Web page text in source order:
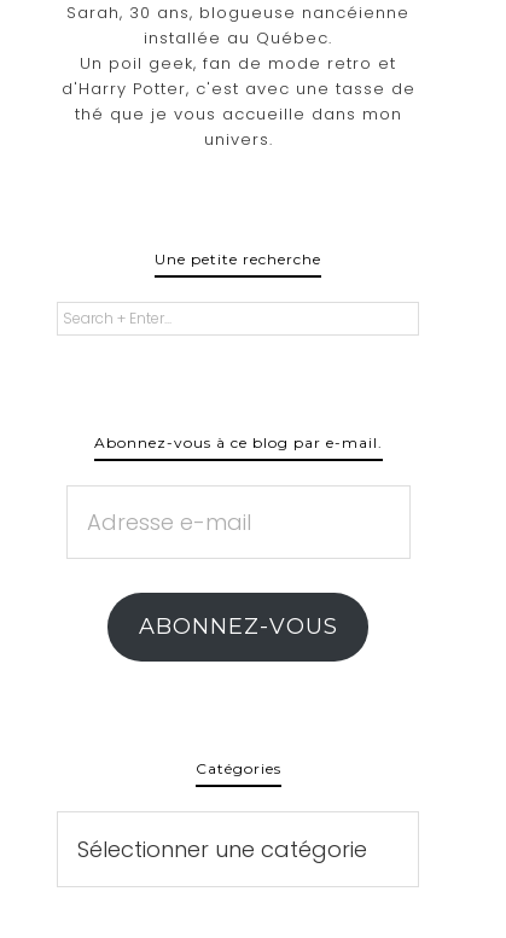
Sarah, 30 ans, blogueuse nancéienne
installée au Québec.
Un poil geek, fan de mode retro et
d'Harry Potter, c'est avec une tasse de
thé que je vous accueille dans mon
univers.
Une petite recherche
Abonnez-vous à ce blog par e-mail.
e-
mail
ABONNEZ-VOUS
Catégories